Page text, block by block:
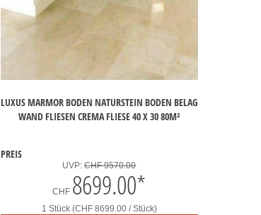
LUXUS MARMOR BODEN NATURSTEIN BODEN BELAG
WAND FLIESEN CREMA FLIESE 40 X 30 80M²
PREIS
UVP:CHF 9570.00
CHF 8699.00*
1 Stück (CHF 8699.00 / Stück)